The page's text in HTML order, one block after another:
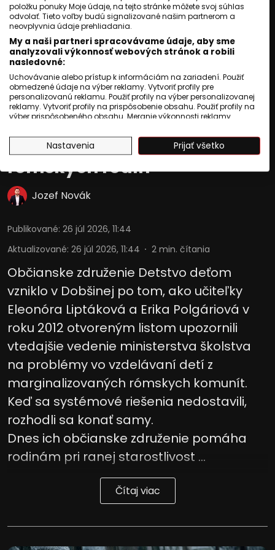
ZAUJÍMAVOSTI
Dobšinské učiteľky už 13
rokov menia životy
rómskych rodín
Jozef Novák
Publikované: 26 júl 2026, 11:44
Aktualizované: 26 júl 2026, 11:44 2 min. čítania
Občianske združenie Detstvo deťom
vzniklo v Dobšinej po tom, ako učiteľky
Eleonóra Liptáková a Erika Polgáriová v
roku 2012 otvoreným listom upozornili
vtedajšie vedenie ministerstva školstva
na problémy vo vzdelávaní detí z
marginalizovaných rómskych komunít.
Keď sa systémové riešenia nedostavili,
rozhodli sa konať samy.
Dnes ich občianske združenie pomáha
rodinám pri ranej starostlivost ...
Čítaj viac
položku ponuky Moje údaje, na tejto stránke môžete svoj súhlas
odvolať. Tieto voľby budú signalizované našim partnerom a
neovplyvnia údaje prehliadania.
My a naši partneri spracovávame údaje, aby sme
analyzovali výkonnosť webových stránok a robili
nasledovné:
Uchovávanie alebo prístup k informáciám na zariadení. Použiť
obmedzené údaje na výber reklamy. Vytvoriť profily pre
personalizovanú reklamu. Použiť profily na výber personalizovanej
reklamy. Vytvoriť profily na prispôsobenie obsahu. Použiť profily na
výber prispôsobeného obsahu. Meranie výkonnosti reklamy.
štatistík alebo spájania údajov z rôznych zdrojov. Vývoj a
zlepšovanie služieb. Použitie obmedzených údajov na výber
obsahu.
USA.
Váš súhlas a zásady používania cookie sa vzťahujú výlučne na
túto webovú stránku/aplikáciu.
Vaše údaje používame na nasledujúce účely:
Účely spracovania IAB:
informáciám na zariadení
Použiť obmedzené údaje na výber
reklamy
Vytvoriť profily pre personalizovanú
reklamu
Použiť profily na výber personalizovanej
reklamy
Vytvoriť profily na prispôsobenie
obsahu
Použiť profily na výber prispôsobeného
obsahu
Meranie výkonnosti reklamy
Meranie výkonnosti obsahu
Pochopiť cieľové skupiny na základe
Nastavenia Prijať všetko